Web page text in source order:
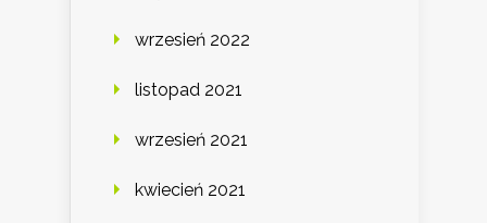
wrzesień 2022
listopad 2021
wrzesień 2021
kwiecień 2021